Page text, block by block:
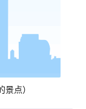
点）